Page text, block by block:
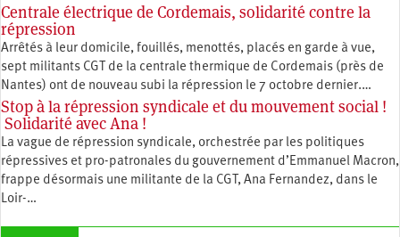
Centrale électrique de Cordemais, solidarité contre la
répression
Arrêtés à leur domicile, fouillés, menottés, placés en garde à vue,
sept militants CGT de la centrale thermique de Cordemais (près de
Nantes) ont de nouveau subi la répression le 7 octobre dernier.…
Stop à la répression syndicale et du mouvement social !
Solidarité avec Ana !
La vague de répression syndicale, orchestrée par les politiques
répressives et pro-patronales du gouvernement d’Emmanuel Macron,
frappe désormais une militante de la CGT, Ana Fernandez, dans le
Loir-…